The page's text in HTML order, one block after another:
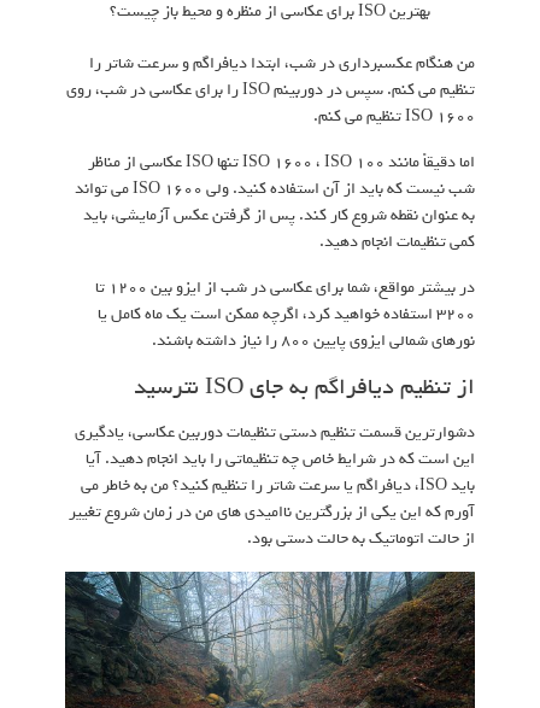
بهترین ISO برای عکاسی از منظره و محیط باز چیست؟
من هنگام عکسبرداری در شب، ابتدا دیافراگم و سرعت شاتر را
تنظیم می کنم. سپس در دوربینم ISO را برای عکاسی در شب، روی
ISO 1600 تنظیم می کنم.
اما دقیقاً مانند ISO 1600 ، ISO 100 تنها ISO عکاسی از مناظر
شب نیست که باید از آن استفاده کنید. ولی ISO 1600 می تواند
به عنوان نقطه شروع کار کند. پس از گرفتن عکس آزمایشی، باید
کمی تنظیمات انجام دهید.
در بیشتر مواقع، شما برای عکاسی در شب از ایزو بین 1200 تا
3200 استفاده خواهید کرد، اگرچه ممکن است یک ماه کامل یا
نورهای شمالی ایزوی پایین 800 را نیاز داشته باشند.
از تنظیم دیافراگم به جای ISO نترسید
دشوارترین قسمت تنظیم دستی تنظیمات دوربین عکاسی، یادگیری
این است که در شرایط خاص چه تنظیماتی را باید انجام دهید. آیا
باید ISO، دیافراگم یا سرعت شاتر را تنظیم کنید؟ من به خاطر می
آورم که این یکی از بزرگترین ناامیدی های من در زمان شروع تغییر
از حالت اتوماتیک به حالت دستی بود.